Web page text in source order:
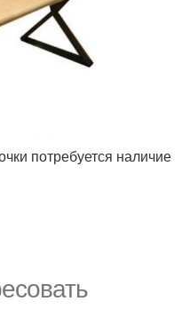
потребуется наличие